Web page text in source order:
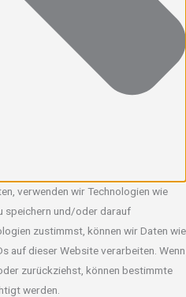
verwenden wir Technologien wie
speichern und/oder darauf
zustimmst, können wir Daten wie
auf dieser Website verarbeiten. Wenn
zurückziehst, können bestimmte
werden.